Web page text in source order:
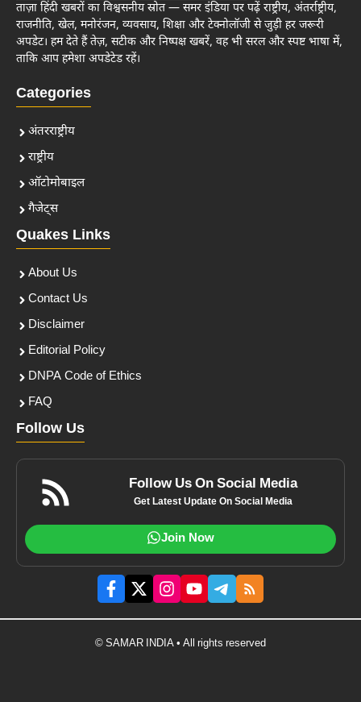
ताज़ा हिंदी खबरों का विश्वसनीय स्रोत — समर इंडिया पर पढ़ें राष्ट्रीय, अंतर्राष्ट्रीय,
राजनीति, खेल, मनोरंजन, व्यवसाय, शिक्षा और टेक्नोलॉजी से जुड़ी हर जरूरी
अपडेट। हम देते हैं तेज़, सटीक और निष्पक्ष खबरें, वह भी सरल और स्पष्ट भाषा में,
ताकि आप हमेशा अपडेटेड रहें।
Categories
अंतरराष्ट्रीय
राष्ट्रीय
ऑटोमोबाइल
गैजेट्स
Quakes Links
About Us
Contact Us
Disclaimer
Editorial Policy
DNPA Code of Ethics
FAQ
Follow Us
Follow Us On Social Media
Get Latest Update On Social Media
Join Now
© SAMAR INDIA • All rights reserved